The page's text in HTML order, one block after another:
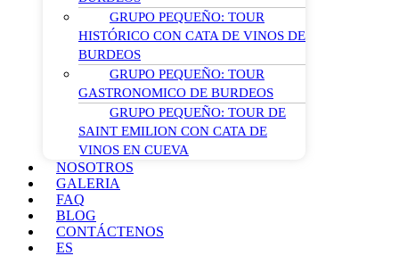
GRUPO PEQUEÑO: TOUR
HISTÓRICO CON CATA DE VINOS DE
BURDEOS
GRUPO PEQUEÑO: TOUR
GASTRONOMICO DE BURDEOS
GRUPO PEQUEÑO: TOUR DE
SAINT EMILION CON CATA DE
VINOS EN CUEVA
NOSOTROS
GALERIA
FAQ
BLOG
CONTÁCTENOS
ES